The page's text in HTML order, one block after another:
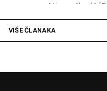
za Njemačku
VIŠE ČLANAKA